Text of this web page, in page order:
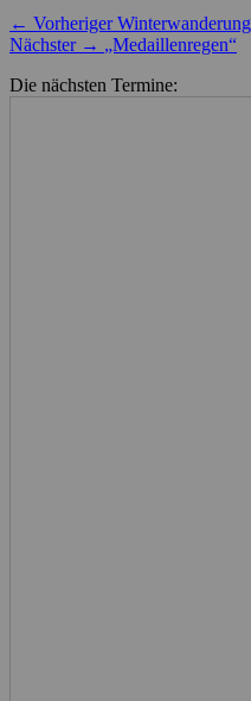
Beitragsnavigation
← Vorheriger Vorheriger
Beitrag:
Winterwanderung
Nächster →
Nächster
„Medaillenregen“
Die nächsten Termine: